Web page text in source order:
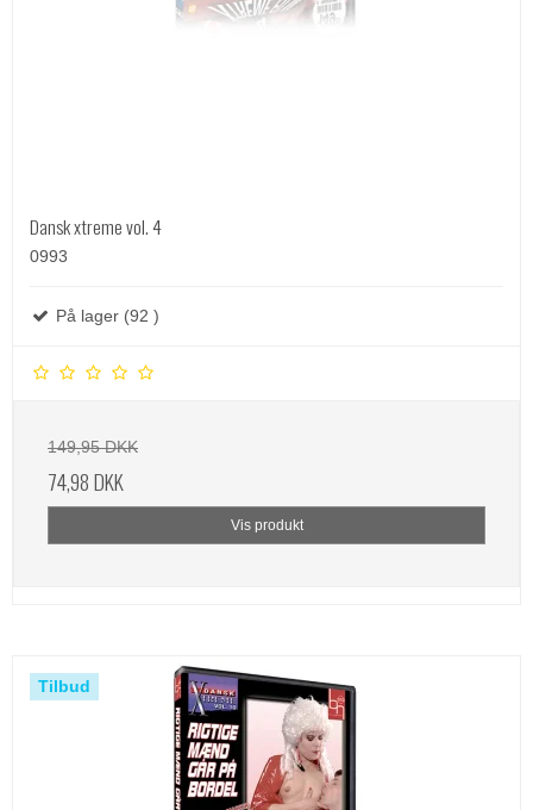
Dansk xtreme vol. 4
0993
På lager (92 )
149,95 DKK
74,98 DKK
Vis produkt
Tilbud